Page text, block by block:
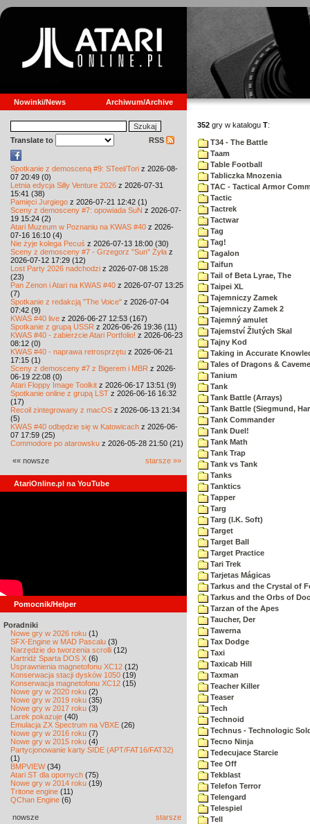
Nowinki/News Archiwum/Archive
Translate to RSS
Spotkanie z demosceną #9: STeel/Tori z 2026-08-
07 20:49 (0)
Letnia edycja Silly Venture 2026 z 2026-07-31
15:41 (38)
Pamięci Jurgiego z 2026-07-21 12:42 (1)
Sceny z demosceny #7: opowiada SuN z 2026-07-
19 15:24 (2)
Atari Muzeum w Poznaniu na KWAS #40 z 2026-
07-16 16:10 (4)
Nie żyje kolega Pecuś z 2026-07-13 18:00 (30)
Sceny z demosceny #7 - Grzegorz "Sun" Żyła z
2026-07-12 17:29 (12)
Lost Party 2026 nadchodzi z 2026-07-08 15:28
(23)
Pan Zenon i Atari na KWAS #40 z 2026-07-07 13:25
(7)
Spotkanie z redakcją "The Voice" z 2026-07-04
07:42 (9)
KWAS #40 live z 2026-06-27 12:53 (167)
Spotkanie z grupą USSR z 2026-06-26 19:36 (11)
KWAS #40 - zabierzcie Atari Portfolio! z 2026-06-23
08:12 (0)
KWAS #40 - naprawa retrosprzętu z 2026-06-21
17:15 (1)
Sceny z demosceny #7 z Bigerem i MBR z 2026-
06-19 22:08 (0)
Atari Floppy Image Toolkit z 2026-06-17 13:51 (9)
Spotkanie online z grupą LST z 2026-06-16 16:32
(17)
Recoil zintegrowany z macOS z 2026-06-13 21:34
(5)
KWAS #40 odbędzie się w Katowicach z 2026-06-
07 17:59 (25)
Commodore po atarowsku z 2026-05-28 21:50 (21)
«« nowsze starsze »»
AtariOnline.pl na YouTube
Pomocnik/Helper
Poradniki
Nowe gry w 2026 roku (1)
SFX-Engine w MAD Pascalu (3)
Narzędzie do tworzenia scrolli (12)
Kartridż Sparta DOS X (6)
Usprawnienia magnetofonu XC12 (12)
Konserwacja stacji dysków 1050 (19)
Konserwacja magnetofonu XC12 (15)
Nowe gry w 2020 roku (2)
Nowe gry w 2019 roku (35)
Nowe gry w 2017 roku (3)
Larek pokazuje (40)
Emulacja ZX Spectrum na VBXE (26)
Nowe gry w 2016 roku (7)
Nowe gry w 2015 roku (4)
Partycjonowanie karty SIDE (APT/FAT16/FAT32)
(1)
BMPVIEW(34)
Atari ST dla opornych (75)
Nowe gry w 2014 roku (19)
Tritone engine (11)
QChan Engine (6)
nowsze starsze
352 gry w katalogu T:
T34 - The Battle
Taam
Table Football
Tabliczka Mnozenia
TAC - Tactical Armor
Tactic
Tactrek
Tactwar
Tag
Tag!
Tagalon
Taifun
Tail of Beta Lyrae, The
Taipei XL
Tajemniczy Zamek
Tajemniczy Zamek 2
Tajemný amulet
Tajemství Žlutých Skal
Tajny Kod
Taking in Accurate
Tales of Dragons &
Tanium
Tank
Tank Battle (Arrays)
Tank Battle (Siegmund,
Tank Commander
Tank Duel!
Tank Math
Tank Trap
Tank vs Tank
Tanks
Tanktics
Tapper
Targ
Targ (I.K. Soft)
Target
Target Ball
Target Practice
Tari Trek
Tarjetas Mágicas
Tarkus and the Crystal of
Tarkus and the Orbs of
Tarzan of the Apes
Taucher, Der
Tawerna
Tax Dodge
Taxi
Taxicab Hill
Taxman
Teacher Killer
Teaser
Tech
Technoid
Technus - Technologic
Tecno Ninja
Tedecujace Starcie
Tee Off
Tekblast
Telefon Terror
Telengard
Telespiel
Tell